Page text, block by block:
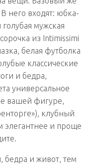
него входят: юбка-
мужская
из Intimissimi
белая футболка
классические
и бедра,
универсальное
вашей фигуре,
клубный
элегантнее и проще
и живот, тем